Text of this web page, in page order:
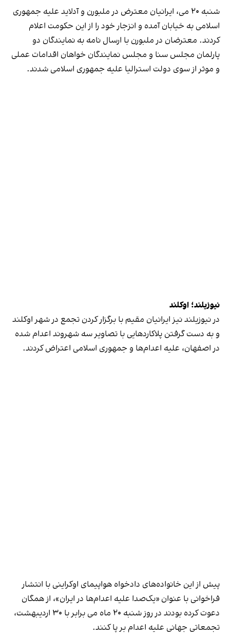
شنبه ۲۰ می، ایرانیان معترض در ملبورن و آدلاید علیه جمهوری
اسلامی به خیابان آمده و انزجار خود را از این حکومت اعلام
کردند. معترضان در ملبورن با ارسال نامه به نمایندگان دو
پارلمان مجلس سنا و مجلس نمایندگان خواهان اقدامات عملی
و موثر از سوی دولت استرالیا علیه جمهوری اسلامی شدند.
نیوزیلند؛ اوکلند
در نیوزیلند نیز ایرانیان مقیم با برگزار کردن تجمع در شهر اوکلند
و به دست گرفتن پلاکاردهایی با تصاویر سه شهروند اعدام شده
در اصفهان، علیه اعدام‌ها و جمهوری اسلامی اعتراض کردند.
پیش از این خانواده‌های دادخواه هواپیمای اوکراینی با انتشار
فراخوانی با عنوان «یک‌صدا علیه اعدام‌ها در ایران»، از همگان
دعوت کرده بودند در روز شنبه ۲۰ ماه می برابر با ۳۰ اردیبهشت،
تجمعاتی جهانی علیه اعدام بر پا کنند.